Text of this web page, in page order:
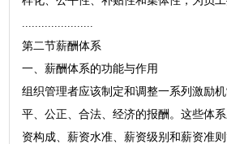
第二节薪酬体系
一、薪酬体系的功能与作用
组织管理者应该制定和调整一系列激励
平、公正、合法、经济的报酬。这些体
资构成、薪资水准、薪资级别和薪资准